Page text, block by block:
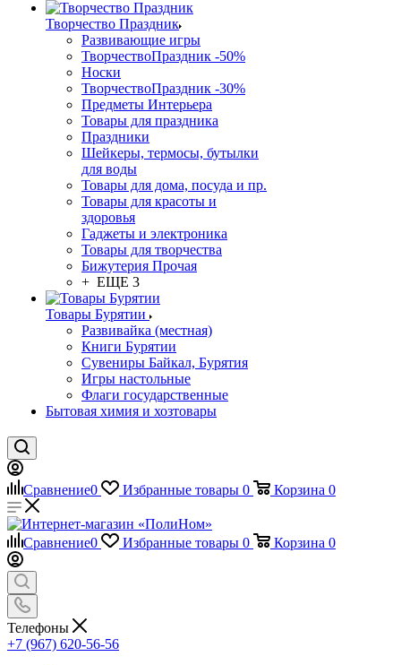
Творчество Праздник
Развивающие игры
ТворчествоПраздник -50%
Носки
ТворчествоПраздник -30%
Предметы Интерьера
Товары для праздника
Праздники
Шейкеры, термосы, бутылки
для воды
Товары для дома, посуда и пр.
Товары для красоты и
здоровья
Гаджеты и электроника
Товары для творчества
Бижутерия Прочая
+ ЕЩЕ 3
Товары Бурятии
Развивайка (местная)
Книги Бурятии
Сувениры Байкал, Бурятия
Игры настольные
Флаги государственные
Бытовая химия и хозтовары
Сравнение0 Избранные товары 0 Корзина 0
Сравнение0 Избранные товары 0 Корзина 0
Телефоны
+7 (967) 620-56-56